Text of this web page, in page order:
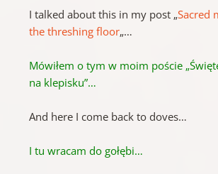
I talked about this in my post „Sacred
the threshing floor„…
Mówiłem o tym w moim poście
na klepisku”…
And here I come back to doves…
I tu wracam do gołębi…